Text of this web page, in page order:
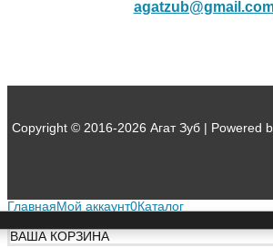
Copyright © 2016-2026 Агат Зуб | Powered
Главная Мой аккаунт0Каталог
ВАША КОРЗИНА